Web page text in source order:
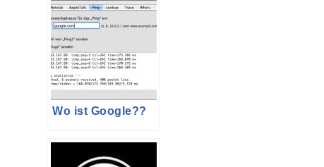
Wo ist Google??